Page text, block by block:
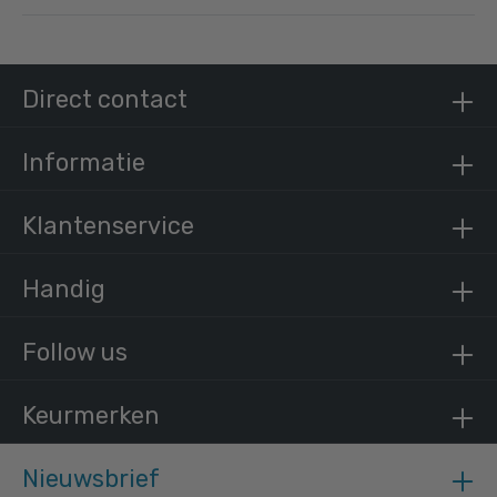
€ 15,13 incl. BTW
Nieuwsbrief
Follow us
Keurmerken
Direct contact
Informatie
Klantenservice
Handig